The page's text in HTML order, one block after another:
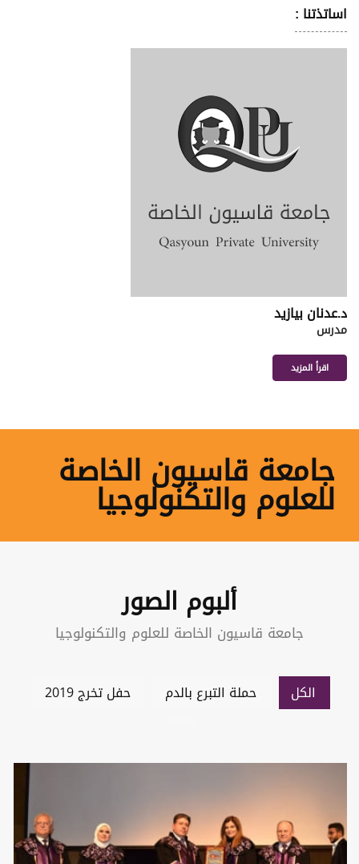
اساتذتنا :
د. خالد سلطان
أستاذ مساعد
اقرأ المزيد
جامعة قاسيون الخاصة
للعلوم والتكنولوجيا
ألبوم الصور
جامعة قاسيون الخاصة للعلوم والتكنولوجيا
الكل حملة التبرع بالدم حفل تخرج 2019